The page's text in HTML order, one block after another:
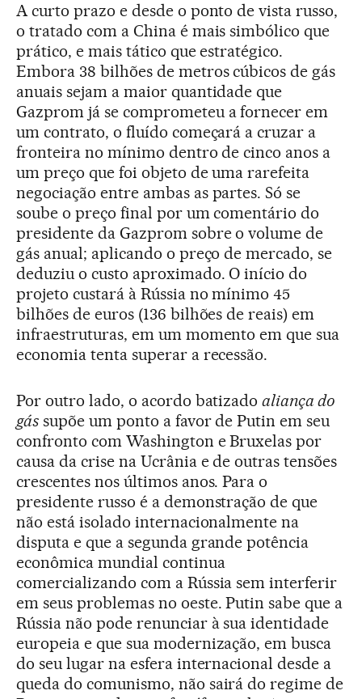
A curto prazo e desde o ponto de vista russo,
o tratado com a China é mais simbólico que
prático, e mais tático que estratégico.
Embora 38 bilhões de metros cúbicos de gás
anuais sejam a maior quantidade que
Gazprom já se comprometeu a fornecer em
um contrato, o fluído começará a cruzar a
fronteira no mínimo dentro de cinco anos a
um preço que foi objeto de uma rarefeita
negociação entre ambas as partes. Só se
soube o preço final por um comentário do
presidente da Gazprom sobre o volume de
gás anual; aplicando o preço de mercado, se
deduziu o custo aproximado. O início do
projeto custará à Rússia no mínimo 45
bilhões de euros (136 bilhões de reais) em
infraestruturas, em um momento em que sua
economia tenta superar a recessão.
Por outro lado, o acordo batizadoaliança do
gássupõe um ponto a favor de Putin em seu
confronto com Washington e Bruxelas por
causa da crise na Ucrânia e de outras tensões
crescentes nos últimos anos. Para o
presidente russo é a demonstração de que
não está isolado internacionalmente na
disputa e que a segunda grande potência
econômica mundial continua
comercializando com a Rússia sem interferir
em seus problemas no oeste. Putin sabe que a
Rússia não pode renunciar à sua identidade
europeia e que sua modernização, em busca
do seu lugar na esfera internacional desde a
queda do comunismo, não sairá do regime de